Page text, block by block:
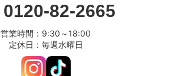
0120-82-2665
営業時間：9:30～18:00
定休日：毎週水曜日